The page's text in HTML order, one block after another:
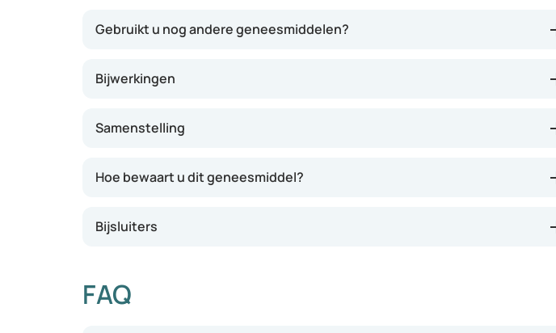
Gebruikt u nog andere geneesmiddelen?
Bijwerkingen
Samenstelling
Hoe bewaart u dit geneesmiddel?
Bijsluiters
FAQ